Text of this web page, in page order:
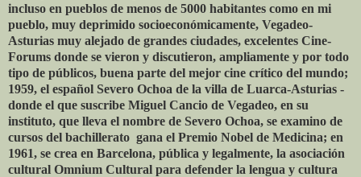
incluso en pueblos de menos de 5000 habitantes como en mi
pueblo, muy deprimido socioeconómicamente, Vegadeo-
Asturias muy alejado de grandes ciudades, excelentes Cine-
Forums donde se vieron y discutieron, ampliamente y por todo
tipo de públicos, buena parte del mejor cine crítico del mundo;
1959, el español Severo Ochoa de la villa de Luarca-Asturias ­
donde el que suscribe Miguel Cancio de Vegadeo, en su
instituto, que lleva el nombre de Severo Ochoa, se examino de
cursos del bachillerato ­ gana el Premio Nobel de Medicina; en
1961, se crea en Barcelona, pública y legalmente, la asociación
cultural Omnium Cultural para defender la lengua y cultura